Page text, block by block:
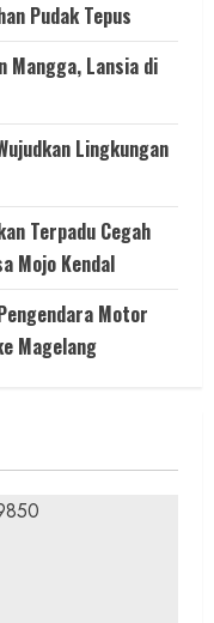
Pudak Tepus
Mangga, Lansia di
Lingkungan
Terpadu Cegah
Mojo Kendal
Motor
Magelang